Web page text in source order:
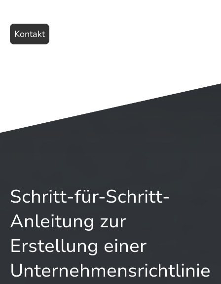
Kontakt
Schritt-für-Schritt-
Anleitung zur
Erstellung einer
Unternehmensrichtlinie